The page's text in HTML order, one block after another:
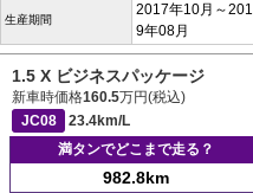
生産期間
2017年10月～201
9年08月
1.5 X ビジネスパッケージ
新車時価格160.5万円(税込)
JC08
23.4km/L
満タンでどこまで走る？
982.8km